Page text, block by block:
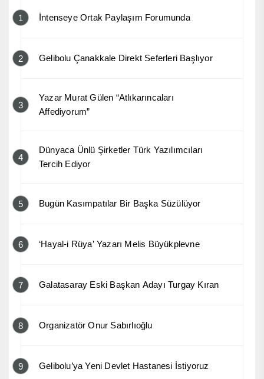
1 İntenseye Ortak Paylaşım Forumunda
2 Gelibolu Çanakkale Direkt Seferleri Başlıyor
3
Yazar Murat Gülen “Atlıkarıncaları
Affediyorum”
4
Dünyaca Ünlü Şirketler Türk Yazılımcıları
Tercih Ediyor
5 Bugün Kasımpatılar Bir Başka Süzülüyor
6 ‘Hayal-i Rüya’ Yazarı Melis Büyükplevne
7 Galatasaray Eski Başkan Adayı Turgay Kıran
8 Organizatör Onur Sabırlıoğlu
9 Gelibolu’ya Yeni Devlet Hastanesi İstiyoruz